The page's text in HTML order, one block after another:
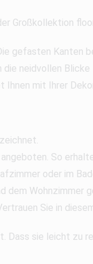
Großkollektion
gefasten
die neidvollen Blicke
mit Ihrer
So
oder im
dem Wohnzimmer
Sie in
Dass sie leicht